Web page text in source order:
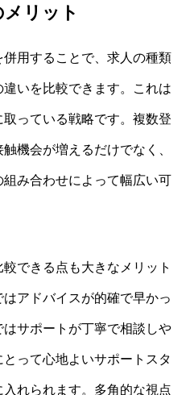
リット
用することで、求人の種類
いを比較できます。これは
っている戦略です。複数登
機会が増えるだけでなく、
み合わせによって幅広い可
できる点も大きなメリット
アドバイスが的確で早かっ
サポートが丁寧で相談しや
って心地よいサポートスタ
れられます。多角的な視点